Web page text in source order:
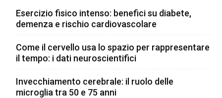
Esercizio fisico intenso: benefici su diabete,
demenza e rischio cardiovascolare
Come il cervello usa lo spazio per rappresentare
il tempo: i dati neuroscientifici
Invecchiamento cerebrale: il ruolo delle
microglia tra 50 e 75 anni